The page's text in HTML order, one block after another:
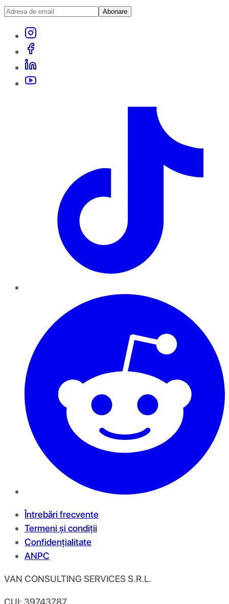
Abonare
Întrebări frecvente
Termeni și condiții
Confidențialitate
ANPC
VAN CONSULTING SERVICES S.R.L.
CUI: 39743787